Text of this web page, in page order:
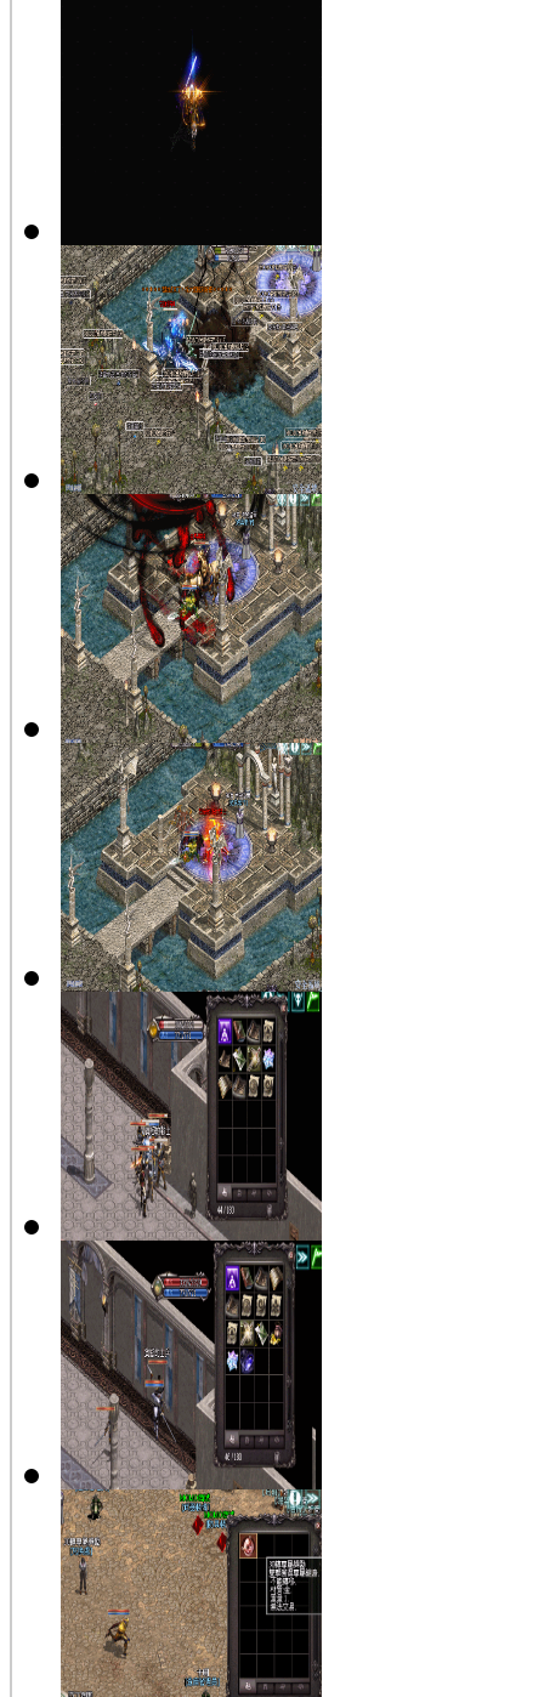
【公告】新
變身示範
【公告】新
變身示範
【公告】假
日活動
【公告】假
日活動
【公告】假
日活動
【更新】魔
法娃娃圖檔
更新
【更新】魔
法娃娃圖檔
更新